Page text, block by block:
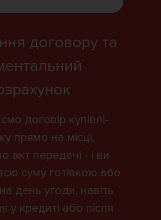
договору та
договір купівлі-
прямо на місці,
акт передачі - і ви
суму готівкою або
день угоди, навіть
у кредиті або після